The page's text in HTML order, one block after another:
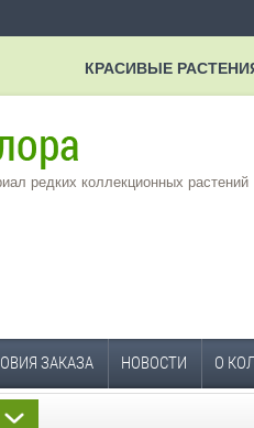
КРАСИВЫЕ
редких коллекционных растений
ЗАКАЗА НОВОСТИ О